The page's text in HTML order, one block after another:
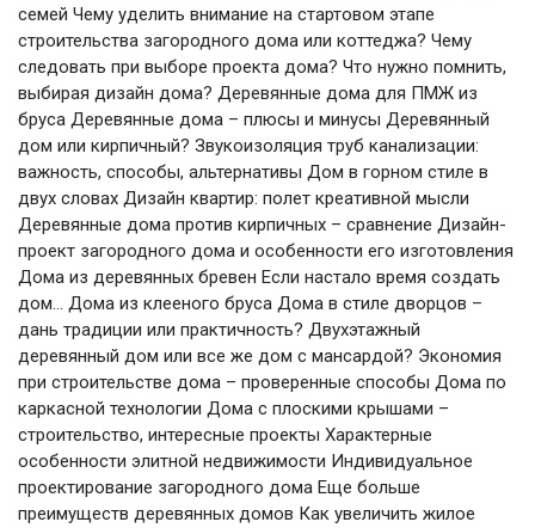
семей Чему уделить внимание на стартовом этапе
строительства загородного дома или коттеджа? Чему
следовать при выборе проекта дома? Что нужно помнить,
выбирая дизайн дома? Деревянные дома для ПМЖ из
бруса Деревянные дома – плюсы и минусы Деревянный
дом или кирпичный? Звукоизоляция труб канализации:
важность, способы, альтернативы Дом в горном стиле в
двух словах Дизайн квартир: полет креативной мысли
Деревянные дома против кирпичных – сравнение Дизайн-
проект загородного дома и особенности его изготовления
Дома из деревянных бревен Если настало время создать
дом… Дома из клееного бруса Дома в стиле дворцов –
дань традиции или практичность? Двухэтажный
деревянный дом или все же дом с мансардой? Экономия
при строительстве дома – проверенные способы Дома по
каркасной технологии Дома с плоскими крышами –
строительство, интересные проекты Характерные
особенности элитной недвижимости Индивидуальное
проектирование загородного дома Еще больше
преимуществ деревянных домов Как увеличить жилое